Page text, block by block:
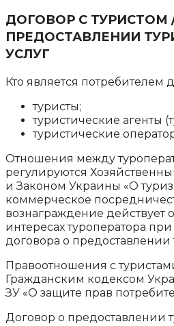
ДОГОВОР С ТУРИСТОМ
ПРЕДОСТАВЛЕНИИ
УСЛУГ
Кто является потребителем
туристы;
туристические агенты
туристические
Отношения между
регулируются
и Законом Украины «О
коммерческое
вознаграждение действует
интересах туроператора
договора о предоставлении
Правоотношения с
Гражданским кодексом
ЗУ «О защите прав
Договор о предоставлении